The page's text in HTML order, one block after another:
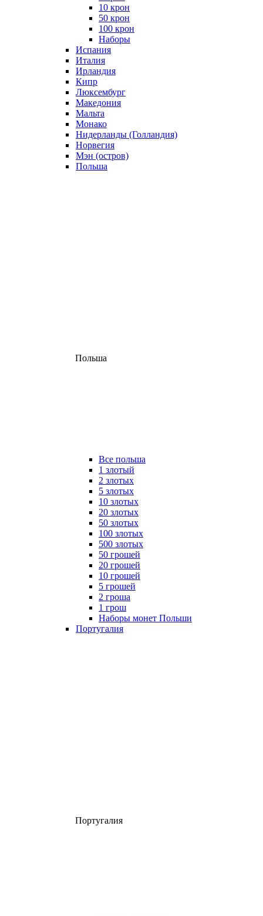
10 крон
50 крон
100 крон
Наборы
Испания
Италия
Ирландия
Кипр
Люксембург
Македония
Мальта
Монако
Нидерланды (Голландия)
Норвегия
Мэн (остров)
Польша
Польша
Все польша
1 злотый
2 злотых
5 злотых
10 злотых
20 злотых
50 злотых
100 злотых
500 злотых
50 грошей
20 грошей
10 грошей
5 грошей
2 гроша
1 грош
Наборы монет Польши
Португалия
Португалия